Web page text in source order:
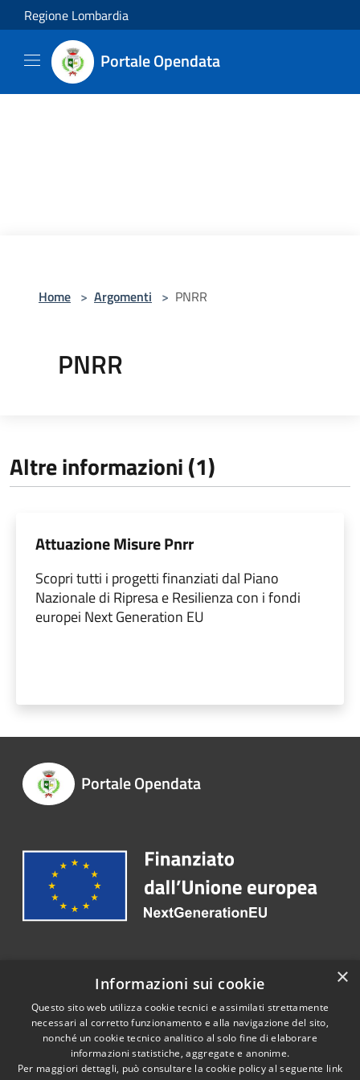
Salta al contenuto principale
Regione Lombardia
Portale Opendata
Home > Argomenti > PNRR
PNRR
Altre informazioni (1)
Attuazione Misure Pnrr
Scopri tutti i progetti finanziati dal Piano
Nazionale di Ripresa e Resilienza con i fondi
europei Next Generation EU
Portale Opendata
Recapiti e contatti
Telefono:0308984301
RSS
Copyright © 2026 • Portale
×
Informazioni sui cookie
Questo sito web utilizza cookie tecnici e assimilati strettamente
necessari al corretto funzionamento e alla navigazione del sito,
nonché un cookie tecnico analitico al solo fine di elaborare
informazioni statistiche, aggregate e anonime.
Per maggiori dettagli, può consultare la cookie policy al seguente link